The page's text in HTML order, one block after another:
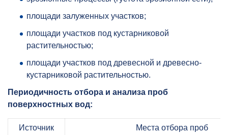
площади залуженных участков;
площади участков под кустарниковой
растительностью;
площади участков под древесной и древесно-
кустарниковой растительностью.
Периодичность отбора и анализа проб
поверхностных вод:
Источник
Места отбора проб